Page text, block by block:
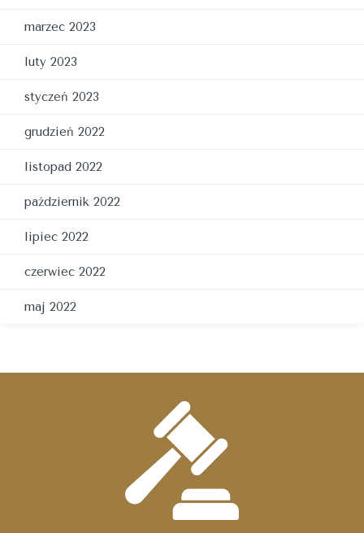
marzec 2023
luty 2023
styczeń 2023
grudzień 2022
listopad 2022
październik 2022
lipiec 2022
czerwiec 2022
maj 2022